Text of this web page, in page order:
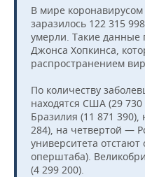
В мире коронавирусом
заразилось 122 315
умерли. Такие данные
Джонса Хопкинса,
распространением
По количеству
находятся США (29
Бразилия (11 871
284), на четвертой —
университета отстают
оперштаба).
(4 299 200).